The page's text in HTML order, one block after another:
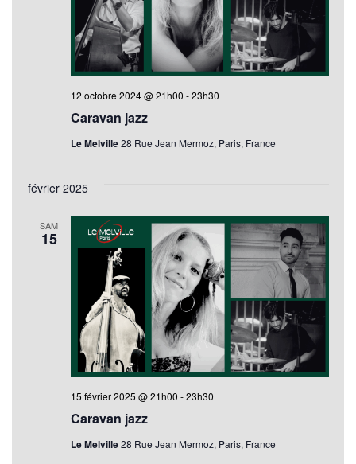
Caravan jazz
12 octobre 2024 @ 21h00 -23h30
Le Melville28 Rue Jean Mermoz, Paris, France
février 2025
SAM
15
Caravan jazz
15 février 2025 @ 21h00 -23h30
Le Melville28 Rue Jean Mermoz, Paris, France